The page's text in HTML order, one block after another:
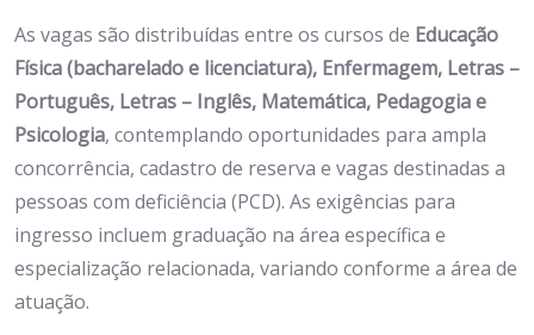
As vagas são distribuídas entre os cursos de Educação
Física (bacharelado e licenciatura), Enfermagem, Letras –
Português, Letras – Inglês, Matemática, Pedagogia e
Psicologia, contemplando oportunidades para ampla
concorrência, cadastro de reserva e vagas destinadas a
pessoas com deficiência (PCD). As exigências para
ingresso incluem graduação na área específica e
especialização relacionada, variando conforme a área de
atuação.